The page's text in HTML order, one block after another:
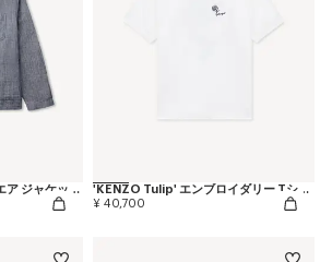
'KENZO Tulip' ワークウエア ジャケット イン コットン リネン
'KENZO Tulip' エンブロイダリー Tシャツ イン コットン
¥ 40,700